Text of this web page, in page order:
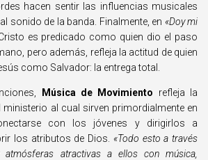
hacen sentir las influencias musicales
sonido de la banda. Finalmente, en «Doy mi
es predicado como quien dio el paso
pero además, refleja la actitud de quien
como Salvador: la entrega total.
Música de Movimiento refleja la
al cual sirven primordialmente en
con los jóvenes y dirigirlos a
los atributos de Dios. «Todo esto a través
atractivas a ellos con música,